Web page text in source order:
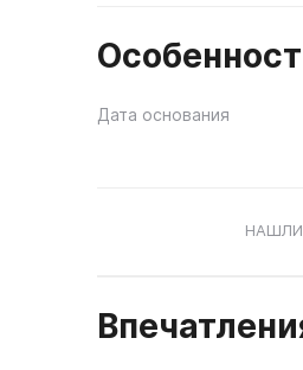
Дата основания
НАШЛИ